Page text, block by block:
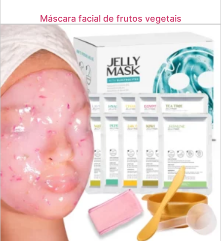
Máscara facial de frutos vegetais